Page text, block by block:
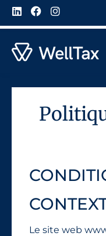
Le site web